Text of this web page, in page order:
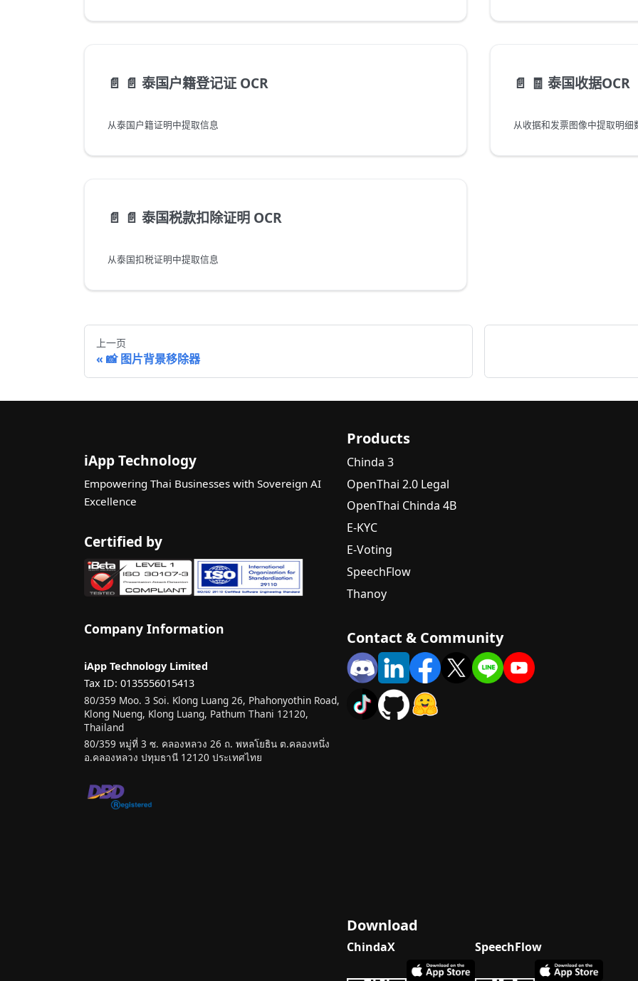
📄️ 📄 泰国户籍登记证 OCR
从泰国户籍证明中提取信息
📄️ 🧾 泰国收据OCR
从收据和发票图像中提取明细
📄️ 📄 泰国税款扣除证明 OCR
从泰国扣税证明中提取信息
上一页
📸 图片背景移除器
iApp Technology
Empowering Thai Businesses with Sovereign AI
Excellence
Certified by
Company Information
iApp Technology Limited
Tax ID: 0135556015413
80/359 Moo. 3 Soi. Klong Luang 26, Phahonyothin Road,
Klong Nueng, Klong Luang, Pathum Thani 12120,
Thailand
80/359 หมู่ที่ 3 ซ. คลองหลวง 26 ถ. พหลโยธิน ต.คลองหนึ่ง
อ.คลองหลวง ปทุมธานี 12120 ประเทศไทย
Products
Chinda 3
OpenThai 2.0 Legal
OpenThai Chinda 4B
E-KYC
E-Voting
SpeechFlow
Thanoy
Contact & Community
Download
ChindaX SpeechFlow